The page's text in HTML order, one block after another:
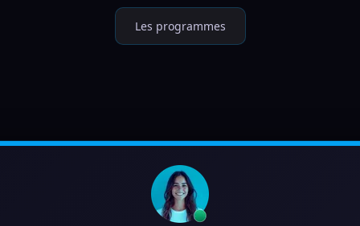
Les programmes